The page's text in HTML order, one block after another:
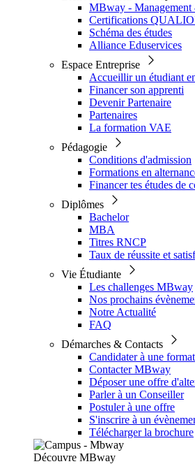
MBway - Management
Certifications
Schéma des études
Alliance Eduservices
Espace Entreprise
Accueillir un étudiant
Financer son apprenti
Devenir Partenaire
Partenaires
La formation VAE
Pédagogie
Conditions d'admission
Formations en
Financer tes études de
Diplômes
Bachelor
MBA
Titres RNCP
Taux de réussite et
Vie Étudiante
Les challenges MBway
Nos prochains
Notre Actualité
FAQ
Démarches & Contacts
Candidater à une
Contacter MBway
Déposer une offre
Parler à un Conseiller
Postuler à une offre
S'inscrire à un
Télécharger la brochure
Découvre MBway